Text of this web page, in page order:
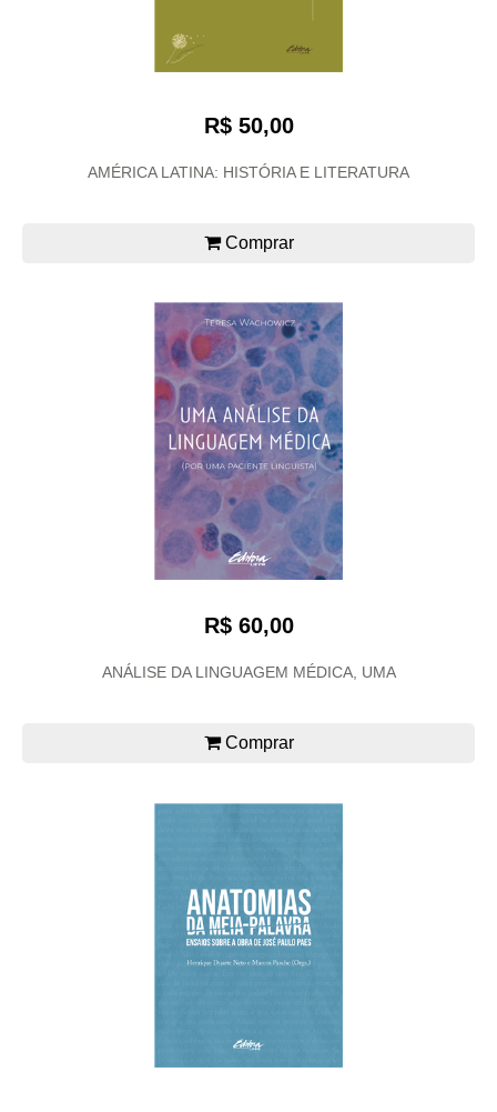
R$ 50,00
AMÉRICA LATINA: HISTÓRIA E LITERATURA
Comprar
R$ 60,00
ANÁLISE DA LINGUAGEM MÉDICA, UMA
Comprar